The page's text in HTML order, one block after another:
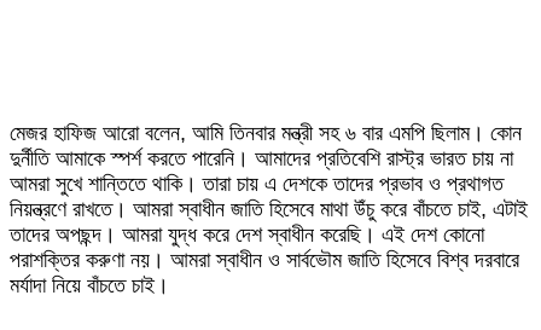
মেজর হাফিজ আরো বলেন, আমি তিনবার মন্ত্রী সহ ৬ বার এমপি ছিলাম। কোন
দুর্নীতি আমাকে স্পর্শ করতে পারেনি। আমাদের প্রতিবেশি রাস্ট্র ভারত চায় না
আমরা সুখে শান্তিতে থাকি। তারা চায় এ দেশকে তাদের প্রভাব ও প্রথাগত
নিয়ন্ত্রণে রাখতে। আমরা স্বাধীন জাতি হিসেবে মাথা উঁচু করে বাঁচতে চাই, এটাই
তাদের অপছন্দ। আমরা যুদ্ধ করে দেশ স্বাধীন করেছি। এই দেশ কোনো
পরাশক্তির করুণা নয়। আমরা স্বাধীন ও সার্বভৌম জাতি হিসেবে বিশ্ব দরবারে
মর্যাদা নিয়ে বাঁচতে চাই।